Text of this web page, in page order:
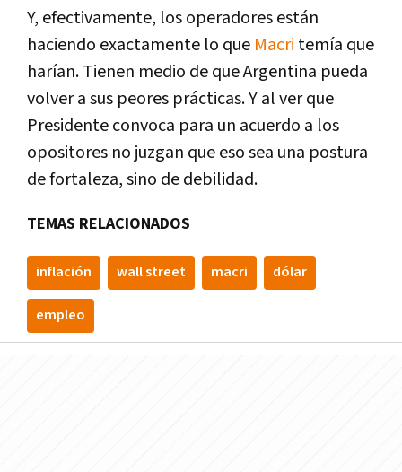
Y, efectivamente, los operadores están
haciendo exactamente lo que Macri temía que
harían. Tienen medio de que Argentina pueda
volver a sus peores prácticas. Y al ver que
Presidente convoca para un acuerdo a los
opositores no juzgan que eso sea una postura
de fortaleza, sino de debilidad.
TEMAS RELACIONADOS
inflación wall street macri dólar
empleo